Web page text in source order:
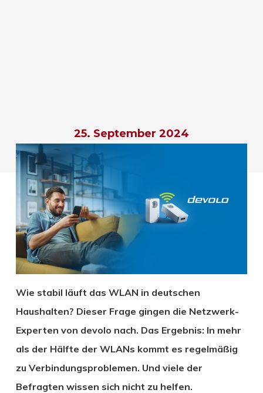
25. September 2024
Wie stabil läuft das WLAN in deutschen
Haushalten? Dieser Frage gingen die Netzwerk-
Experten von devolo nach. Das Ergebnis: In mehr
als der Hälfte der WLANs kommt es regelmäßig
zu Verbindungsproblemen. Und viele der
Befragten wissen sich nicht zu helfen.